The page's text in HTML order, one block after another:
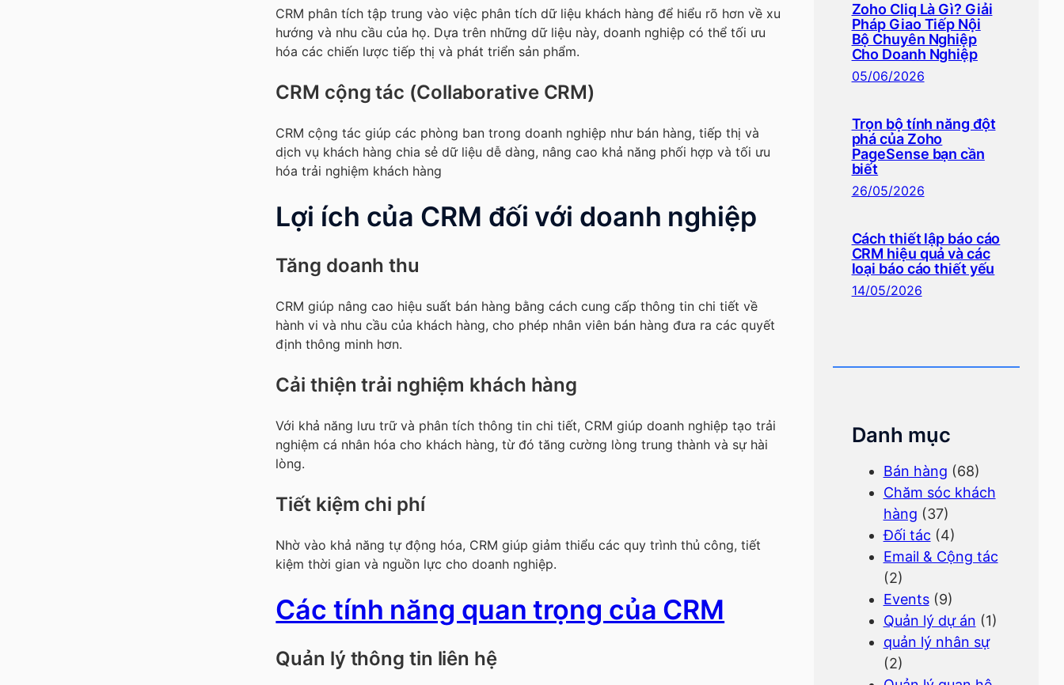
CRM phân tích tập trung vào việc phân tích dữ liệu khách hàng để hiểu rõ hơn về xu
hướng và nhu cầu của họ. Dựa trên những dữ liệu này, doanh nghiệp có thể tối ưu
hóa các chiến lược tiếp thị và phát triển sản phẩm.
CRM cộng tác (Collaborative CRM)
CRM cộng tác giúp các phòng ban trong doanh nghiệp như bán hàng, tiếp thị và
dịch vụ khách hàng chia sẻ dữ liệu dễ dàng, nâng cao khả năng phối hợp và tối ưu
hóa trải nghiệm khách hàng
Lợi ích của CRM đối với doanh nghiệp
Tăng doanh thu
CRM giúp nâng cao hiệu suất bán hàng bằng cách cung cấp thông tin chi tiết về
hành vi và nhu cầu của khách hàng, cho phép nhân viên bán hàng đưa ra các quyết
định thông minh hơn.
Cải thiện trải nghiệm khách hàng
Với khả năng lưu trữ và phân tích thông tin chi tiết, CRM giúp doanh nghiệp tạo trải
nghiệm cá nhân hóa cho khách hàng, từ đó tăng cường lòng trung thành và sự hài
lòng.
Tiết kiệm chi phí
Nhờ vào khả năng tự động hóa, CRM giúp giảm thiểu các quy trình thủ công, tiết
kiệm thời gian và nguồn lực cho doanh nghiệp.
Các tính năng quan trọng của CRM
Quản lý thông tin liên hệ
Zoho Cliq Là Gì? Giải
Pháp Giao Tiếp Nội
Bộ Chuyên Nghiệp
Cho Doanh Nghiệp
05/06/2026
Trọn bộ tính năng đột
phá của Zoho
PageSense bạn cần
biết
26/05/2026
Cách thiết lập báo cáo
CRM hiệu quả và các
loại báo cáo thiết yếu
14/05/2026
Danh mục
Bán hàng (68)
Chăm sóc khách
hàng (37)
Đối tác (4)
Email & Cộng tác
(2)
Events(9)
Quản lý dự án (1)
quản lý nhân sự
(2)